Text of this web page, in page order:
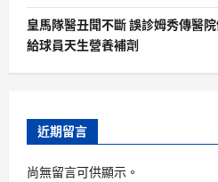
皇馬隊醫丑聞不斷 誤診姆秀傳醫
給球員天生營養補劑
近期留言
尚無留言可供顯示。